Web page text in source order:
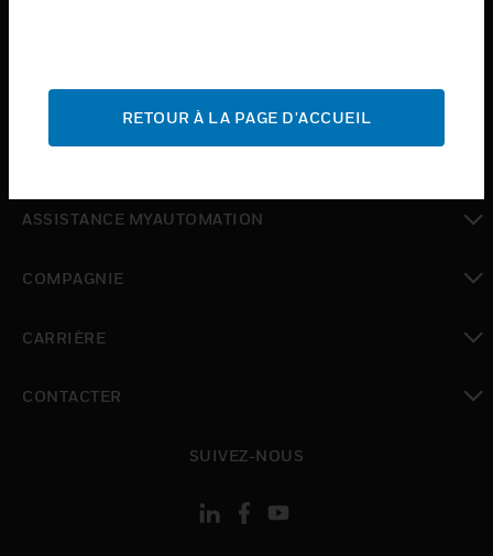
toggle view
toggle view
toggle view
ASSISTANCE MYAUTOMATION
COMPAGNIE
CARRIÈRE
CONTACTER
SUIVEZ-NOUS
RETOUR À LA PAGE D'ACCUEIL